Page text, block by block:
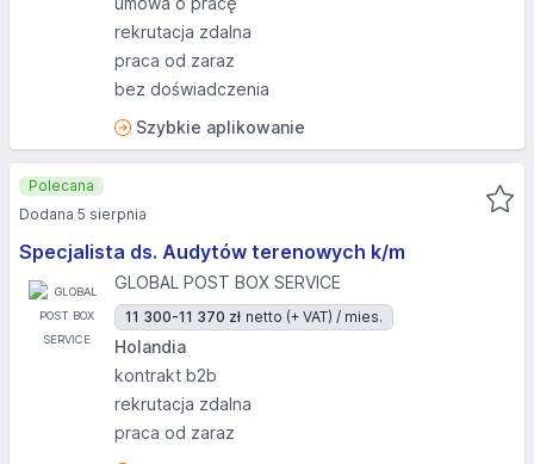
rekrutacja zdalna
praca od zaraz
bez doświadczenia
Szybkie aplikowanie
Specjalista ds. Audytów terenowych k/m
GLOBAL POST BOX SERVICE
11 300-11 370 zł netto (+ VAT) / mies.
Holandia
kontrakt b2b
rekrutacja zdalna
praca od zaraz
Polecana
Dodana 5 sierpnia